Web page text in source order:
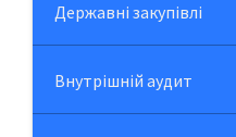
Державні закупівлі
Внутрішній аудит